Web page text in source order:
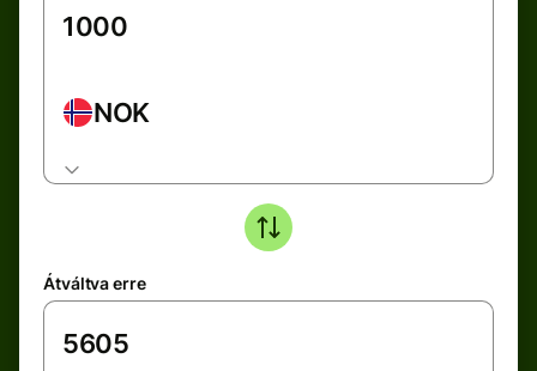
NOK
Átváltva erre